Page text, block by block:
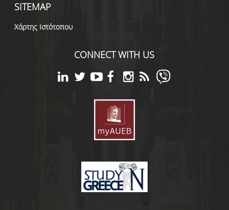
SITEMAP
Χάρτης Ιστότοπου
CONNECT WITH US